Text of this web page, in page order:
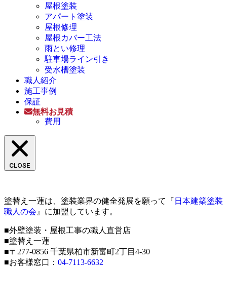
屋根塗装
アパート塗装
屋根修理
屋根カバー工法
雨とい修理
駐車場ライン引き
受水槽塗装
職人紹介
施工事例
保証
無料お見積
費用
CLOSE
塗替え一蓮は、塗装業界の健全発展を願って『 日本建築塗装
職人の会 』に加盟しています。
■外壁塗装・屋根工事の職人直営店
■塗替え一蓮
■〒277-0856 千葉県柏市新富町2丁目4-30
■お客様窓口： 04-7113-6632